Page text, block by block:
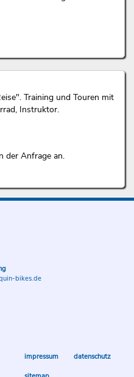
Training und Touren mit
Instruktor.
der Anfrage an.
bikes.de
impressum datenschutz